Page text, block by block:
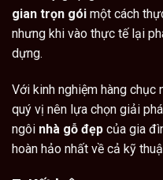
gian trọn gói một cách
nhưng khi vào thực tế lại
dựng.
Với kinh nghiệm hàng chục
quý vị nên lựa chọn giải
ngôi nhà gỗ đẹp của gia
hoàn hảo nhất về cả kỹ